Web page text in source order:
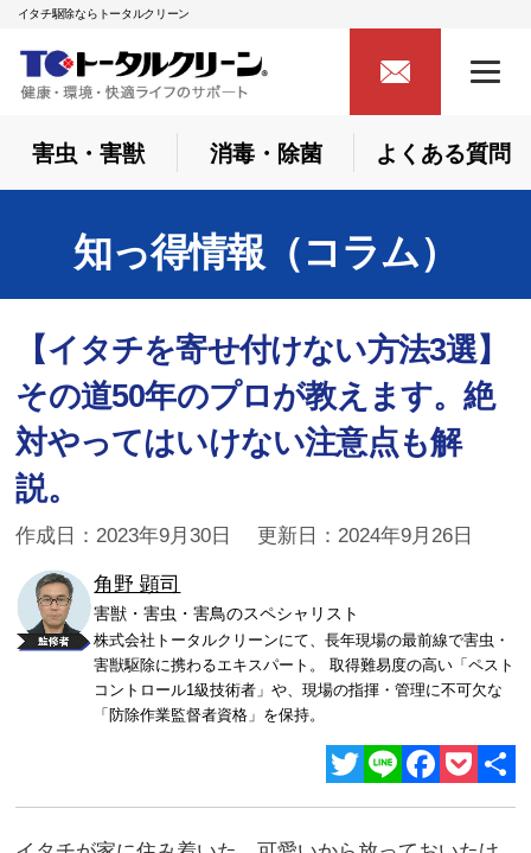
イタチ駆除ならトータルクリーン
害虫・害獣 消毒・除菌 よくある質問
知っ得情報（コラム）
【イタチを寄せ付けない方法3選】
その道50年のプロが教えます。絶
対やってはいけない注意点も解
説。
作成日：2023年9月30日 更新日：2024年9月26日
角野 顕司
害獣・害虫・害鳥のスペシャリスト
株式会社トータルクリーンにて、長年現場の最前線で害虫・
害獣駆除に携わるエキスパート。 取得難易度の高い「ペスト
コントロール1級技術者」や、現場の指揮・管理に不可欠な
「防除作業監督者資格」を保持。
有